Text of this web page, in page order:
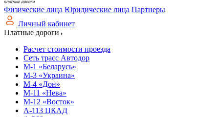
Физические лица Юридические лица Партнеры
Личный кабинет
Платные дороги
Расчет стоимости проезда
Сеть трасс Автодор
М-1 «Беларусь»
М-3 «Украина»
М-4 «Дон»
М-11 «Нева»
М-12 «Восток»
А-113 ЦКАД